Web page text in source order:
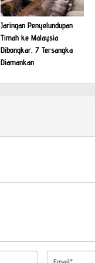
Jaringan Penyelundupan
Timah ke Malaysia
Dibongkar, 7 Tersangka
Diamankan